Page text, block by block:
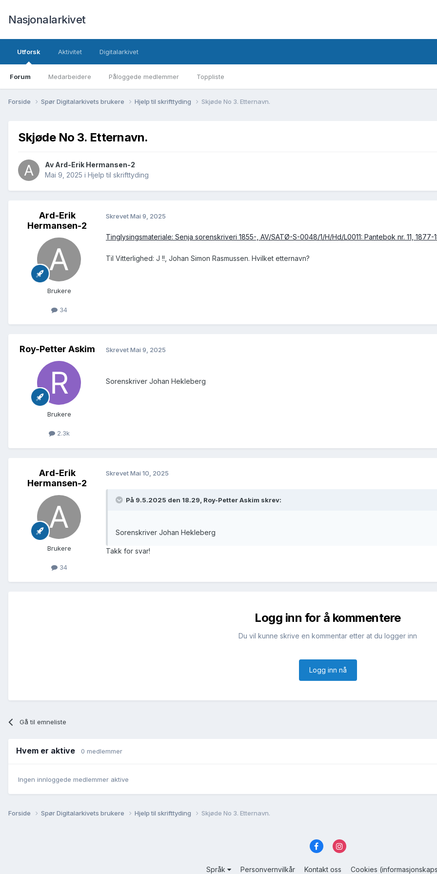
Nasjonalarkivet
Utforsk
Forum Medarbeidere Påloggede medlemmer Toppliste
Aktivitet Digitalarkivet
Forside Spør Digitalarkivets brukere Hjelp til skrifttyding Skjøde No 3. Etternavn.
Skjøde No 3. Etternavn.
Av Ard-Erik Hermansen-2
Mai 9, 2025 i Hjelp til skrifttyding
Ard-Erik
Hermansen-2
Brukere
34
SkrevetMai 9, 2025
Tinglysingsmateriale: Senja sorenskriveri 1855-, AV/SATØ-S-0048/1/H/Hd/L0011: Pantebok nr. 11,
Til Vitterlighed: J !!, Johan Simon Rasmussen. Hvilket etternavn?
Roy-Petter Askim
Brukere
2.3k
SkrevetMai 9, 2025
Sorenskriver Johan Hekleberg
Ard-Erik
Hermansen-2
Brukere
34
SkrevetMai 10, 2025
På 9.5.2025 den 18.29, Roy-Petter Askim skrev:
Sorenskriver Johan Hekleberg
Takk for svar!
Logg inn for å kommentere
Du vil kunne skrive en kommentar etter at du logger inn
Logg inn nå
Gå til emneliste
Hvem er aktive 0 medlemmer
Ingen innloggede medlemmer aktive
Forside Spør Digitalarkivets brukere Hjelp til skrifttyding Skjøde No 3. Etternavn.
Språk Personvernvilkår Kontakt oss Cookies